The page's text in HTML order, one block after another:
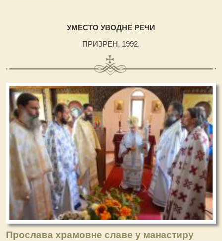
УМЕСТО УВОДНЕ РЕЧИ
ПРИЗРЕН, 1992.
Прослава храмовне славе у манастиру